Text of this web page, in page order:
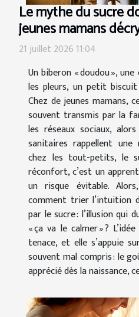
Le mythe du sucre
jeunes mamans
21 juillet 2026 11:04
Un biberon « doudou »,
les pleurs, un petit
Chez de jeunes mamans,
souvent transmis par la
les réseaux sociaux,
sanitaires rappellent une
chez les tout-petits, le
réconfort, c’est un
un risque évitable.
comment trier l’intuition
par le sucre : l’illusion qui
« ça va le calmer » ?
tenace, et elle s’appuie
souvent mal compris : le
apprécié dès la naissance,